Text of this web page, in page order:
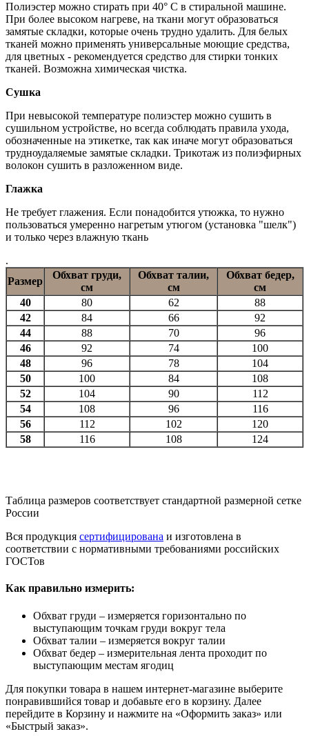
Полиэстер можно стирать при 40° С в стиральной машине.
При более высоком нагреве, на ткани могут образоваться
замятые складки, которые очень трудно удалить. Для белых
тканей можно применять универсальные моющие средства,
для цветных - рекомендуется средство для стирки тонких
тканей. Возможна химическая чистка.
Сушка
При невысокой температуре полиэстер можно сушить в
сушильном устройстве, но всегда соблюдать правила ухода,
обозначенные на этикетке, так как иначе могут образоваться
трудноудаляемые замятые складки. Трикотаж из полиэфирных
волокон сушить в разложенном виде.
Глажка
Не требует глажения. Если понадобится утюжка, то нужно
пользоваться умеренно нагретым утюгом (установка "шелк")
и только через влажную ткань
.
Размер
Обхват груди,
см
Обхват талии,
см
Обхват бедер,
см
40
80 62
88
42
84 66
92
44
88 70
96
46
92 74
100
48
96 78
104
50
100 84
108
52
104 90
112
54
108 96
116
56
112 102
120
58
116 108 124
Таблица размеров соответствует стандартной размерной сетке
России
Вся продукция сертифицирована и изготовлена в
соответствии с нормативными требованиями российских
ГОСТов
Как правильно измерить:
Обхват груди – измеряется горизонтально по
выступающим точкам груди вокруг тела
Обхват талии – измеряется вокруг талии
Обхват бедер – измерительная лента проходит по
выступающим местам ягодиц
Для покупки товара в нашем интернет-магазине выберите
понравившийся товар и добавьте его в корзину. Далее
перейдите в Корзину и нажмите на «Оформить заказ» или
«Быстрый заказ».